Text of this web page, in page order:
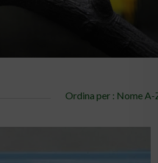
Ordina per : Nome